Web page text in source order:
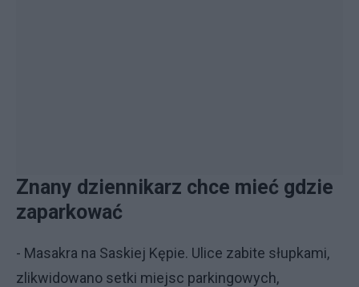
Znany dziennikarz chce mieć gdzie
zaparkować
- Masakra na Saskiej Kępie. Ulice zabite słupkami,
zlikwidowano setki miejsc parkingowych,